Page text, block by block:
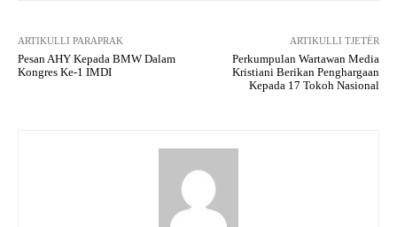
ARTIKULLI PARAPRAK
Pesan AHY Kepada BMW Dalam
Kongres Ke-1 IMDI
ARTIKULLI TJETËR
Perkumpulan Wartawan Media
Kristiani Berikan Penghargaan
Kepada 17 Tokoh Nasional